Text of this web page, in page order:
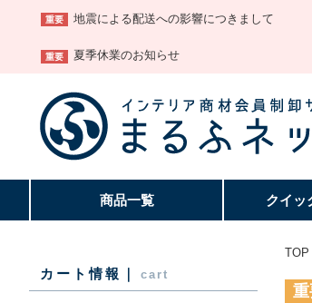
重要 地震による配送への影響につきまして
重要 夏季休業のお知らせ
商品一覧 クイッ
TOP
カート情報｜ cart